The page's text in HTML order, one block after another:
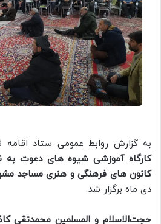
به گزارش روابط عمومی ستاد اقامه
کارگاه آموزشی شیوه های دعوت به
کانون های فرهنگی و هنری مساجد
دی ماه برگزار شد.
حجت‌الاسلام و المسلمین محمدتقی